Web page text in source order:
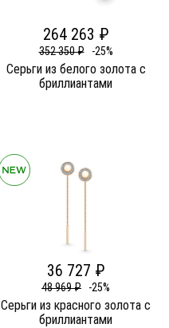
264 263 ₽
352 350 ₽ -25%
Серьги из белого золота c
бриллиантами
36 727 ₽
48 969 ₽ -25%
Серьги из красного золота c
бриллиантами